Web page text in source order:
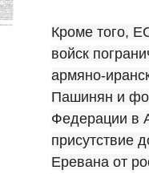
Кроме того,
войск
армяно-
Пашинян и
Федерации в
присутствие
Еревана от